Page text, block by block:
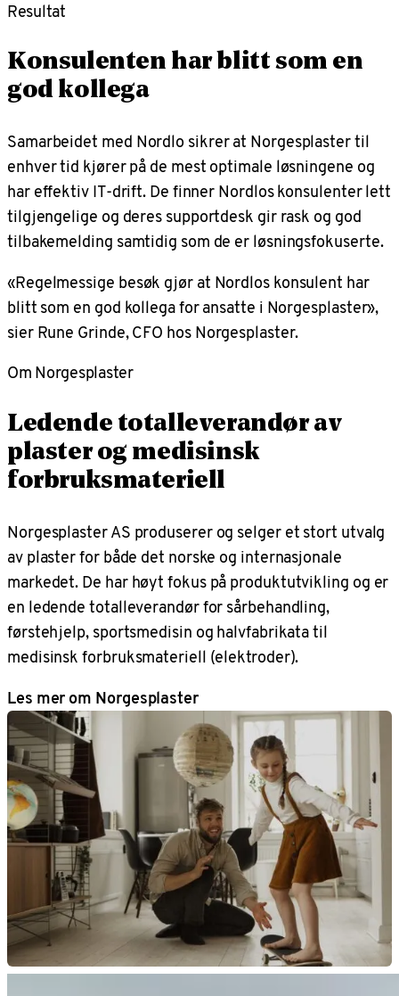
Resultat
Konsulenten har blitt som en
god kollega
Samarbeidet med Nordlo sikrer at Norgesplaster til
enhver tid kjører på de mest optimale løsningene og
har effektiv IT-drift. De finner Nordlos konsulenter lett
tilgjengelige og deres supportdesk gir rask og god
tilbakemelding samtidig som de er løsningsfokuserte.
«Regelmessige besøk gjør at Nordlos konsulent har
blitt som en god kollega for ansatte i Norgesplaster»,
sier Rune Grinde, CFO hos Norgesplaster.
Om Norgesplaster
Ledende totalleverandør av
plaster og medisinsk
forbruksmateriell
Norgesplaster AS produserer og selger et stort utvalg
av plaster for både det norske og internasjonale
markedet. De har høyt fokus på produktutvikling og er
en ledende totalleverandør for sårbehandling,
førstehjelp, sportsmedisin og halvfabrikata til
medisinsk forbruksmateriell (elektroder).
Les mer om Norgesplaster